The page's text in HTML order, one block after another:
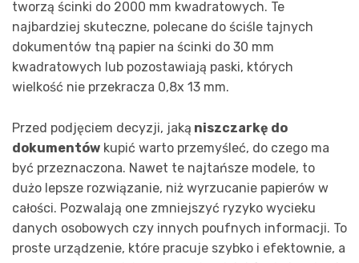
tworzą ścinki do 2000 mm kwadratowych. Te
najbardziej skuteczne, polecane do ściśle tajnych
dokumentów tną papier na ścinki do 30 mm
kwadratowych lub pozostawiają paski, których
wielkość nie przekracza 0,8x 13 mm.
Przed podjęciem decyzji, jaką niszczarkę do
dokumentów kupić warto przemyśleć, do czego ma
być przeznaczona. Nawet te najtańsze modele, to
dużo lepsze rozwiązanie, niż wyrzucanie papierów w
całości. Pozwalają one zmniejszyć ryzyko wycieku
danych osobowych czy innych poufnych informacji. To
proste urządzenie, które pracuje szybko i efektownie, a